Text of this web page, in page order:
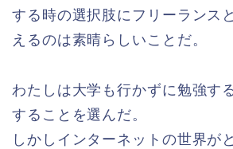
する時の選択肢にフリーランス
えるのは素晴らしいことだ。
わたしは大学も行かずに勉強す
することを選んだ。
しかしインターネットの世界が